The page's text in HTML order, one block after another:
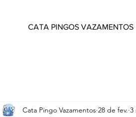
CATA PINGOS VAZAMENTOS
Cata Pingo Vazamentos 28 de fev. 3